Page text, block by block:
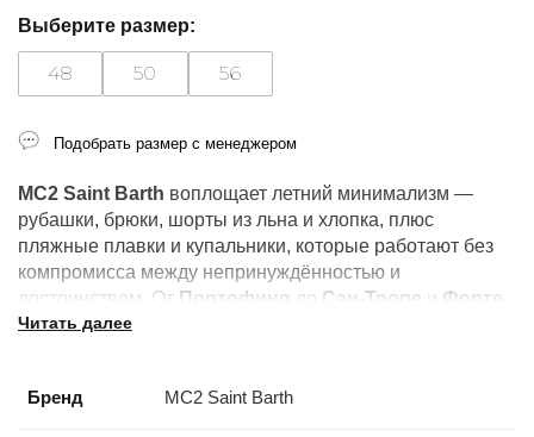
MC2 Saint Barth воплощает летний минимализм —
рубашки, брюки, шорты из льна и хлопка, плюс
пляжные плавки и купальники, которые работают без
компромисса между непринуждённостью и
достоинством. От Портофино до Сан-Тропе и Форте
дей Марми: это бренд лучших летних курортов.
Читать далее
Бренд MC2 Saint Barth
Выберите размер:
48 50 56
Подобрать размер с менеджером